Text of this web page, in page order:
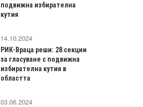
подвижна избирателна
кутия
14.10.2024
РИК-Враца реши: 28 секции
за гласуване с подвижна
избирателна кутия в
областта
03.06.2024